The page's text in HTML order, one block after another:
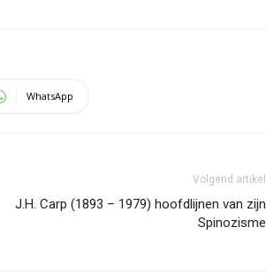
WhatsApp
Volgend artikel
J.H. Carp (1893 – 1979) hoofdlijnen van zijn
Spinozisme